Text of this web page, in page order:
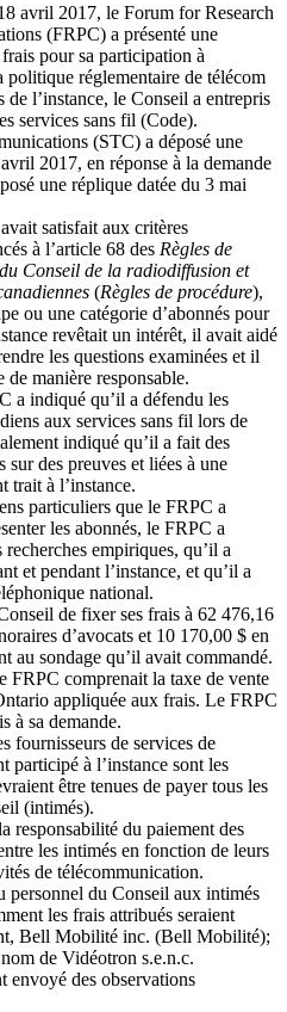
avril 2017, le Forum for Research
(FRPC) a présenté une
pour sa participation à
politique réglementaire de télécom
de l’instance, le Conseil a entrepris
services sans fil (Code).
(STC) a déposé une
2017, en réponse à la demande
une réplique datée du 3 mai
satisfait aux critères
à l’article 68 des Règles de
Conseil de la radiodiffusion et
(Règles de procédure),
ou une catégorie d’abonnés pour
revêtait un intérêt, il avait aidé
les questions examinées et il
de manière responsable.
a indiqué qu’il a défendu les
aux services sans fil lors de
indiqué qu’il a fait des
sur des preuves et liées à une
trait à l’instance.
particuliers que le FRPC a
les abonnés, le FRPC a
empiriques, qu’il a
et pendant l’instance, et qu’il a
national.
de fixer ses frais à 62 476,16
d’avocats et 10 170,00 $ en
au sondage qu’il avait commandé.
FRPC comprenait la taxe de vente
appliquée aux frais. Le FRPC
à sa demande.
fournisseurs de services de
participé à l’instance sont les
être tenues de payer tous les
(intimés).
responsabilité du paiement des
les intimés en fonction de leurs
de télécommunication.
personnel du Conseil aux intimés
les frais attribués seraient
Bell Mobilité inc. (Bell Mobilité);
de Vidéotron s.e.n.c.
envoyé des observations